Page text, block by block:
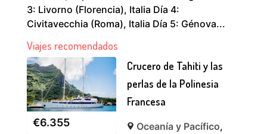
3: Livorno (Florencia), Italia Día 4:
Civitavecchia (Roma), Italia Día 5: Génova...
Viajes recomendados
€6.355
Crucero de Tahiti y las
perlas de la Polinesia
Francesa
Oceanía y Pacífico,